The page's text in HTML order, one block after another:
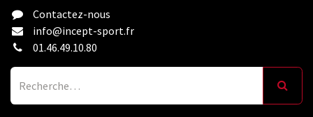
Contactez-nous
info@incept-sport.fr
01.46.49.10.80